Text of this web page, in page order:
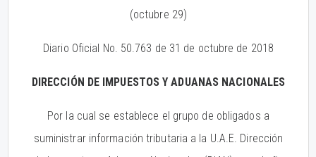
(octubre 29)
Diario Oficial No. 50.763 de 31 de octubre de 2018
DIRECCIÓN DE IMPUESTOS Y ADUANAS NACIONALES
Por la cual se establece el grupo de obligados a
suministrar información tributaria a la U.A.E. Dirección